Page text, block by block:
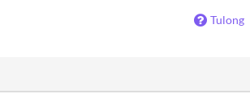
Tulong